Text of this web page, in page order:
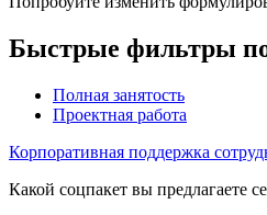
Быстрые фильтры
Полная занятость
Проектная работа
Корпоративная поддержка
Какой соцпакет вы предлагаете